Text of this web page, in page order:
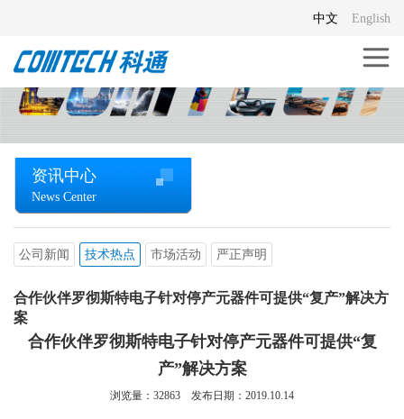
English
中文
资讯中心
News Center
公司新闻 技术热点 市场活动 严正声明
合作伙伴罗彻斯特电子针对停产元器件可提供“复产”解决方
案
合作伙伴罗彻斯特电子针对停产元器件可提供“复
产”解决方案
浏览量： 32863 发布日期：2019.10.14